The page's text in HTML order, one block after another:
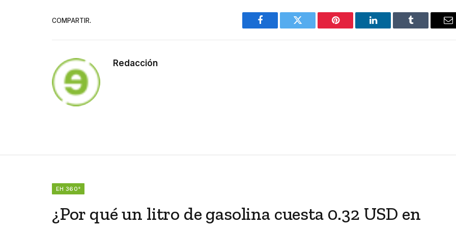
COMPARTIR.
Facebook Twitter Pinterest LinkedIn Tumblr
Redacción
EH 360°
¿Por qué un litro de gasolina cuesta 0.32 USD en